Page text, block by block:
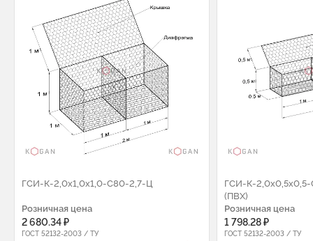
ГCИ-К-2,0х1,0х1,0-С80-2,7-Ц
Розничная цена
2 680.34 ₽
ГОСТ 52132-2003 / ТУ
ГCИ-К-
(ПВХ)
Розничная цена
1 798.28 ₽
ГОСТ 52132-2003 / ТУ